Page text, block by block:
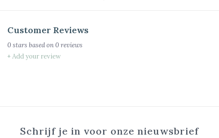
Customer Reviews
0 stars based on0 reviews
+ Add your review
Schrijf je in voor onze nieuwsbrief